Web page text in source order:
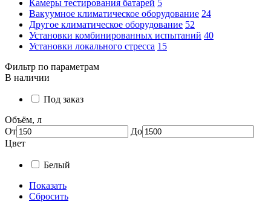
Камеры тестирования батарей 5
Вакуумное климатическое оборудование 24
Другое климатическое оборудование 52
Установки комбинированных испытаний 40
Установки локального стресса 15
Фильтр по параметрам
В наличии
Под заказ
Объём, л
От
До
Цвет
Белый
Показать
Сбросить